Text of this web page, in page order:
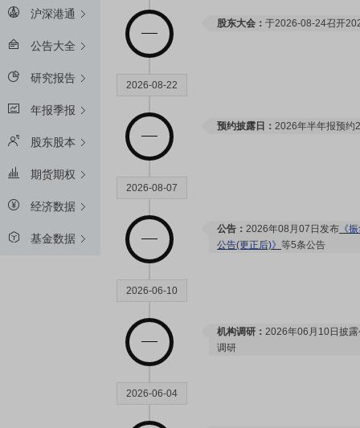
沪深港通
公告大全
研究报告
年报季报
股东股本
期货期权
经济数据
基金数据
股东大会： 于2026-08-24召开
2026-08-22
预约披露日： 2026年半年报预约
2026-08-07
公告： 2026年08月07日发布 《
公告(更正后)》 等5条公告
2026-06-10
机构调研： 2026年06月10日披
调研
2026-06-04